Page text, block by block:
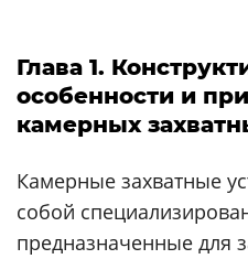
Глава 1.
особенности и
камерных
Камерные захватные
собой
предназначенные для